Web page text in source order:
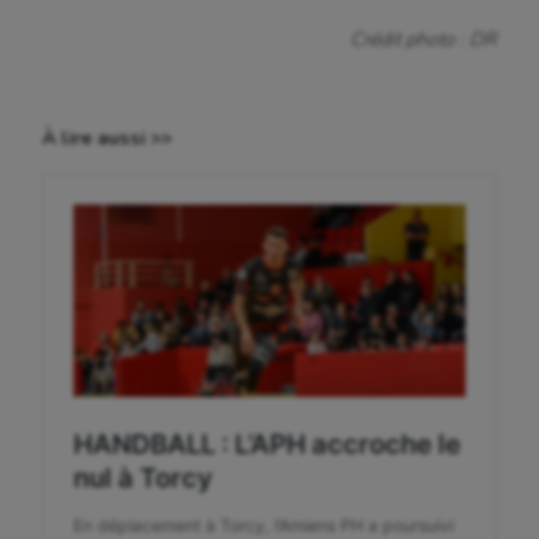
Escalade
Fitness
Flag football
Futsal
Crédit photo : DR
À lire aussi >>